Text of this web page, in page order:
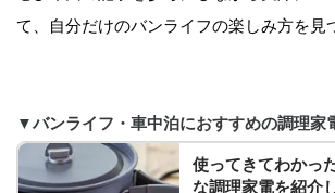
て、自分だけのバンライフの楽しみ方を見
▼バンライフ・車中泊におすすめの調理家
使ってきてわかっ
な調理家電を紹介